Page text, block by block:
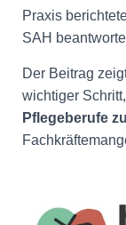
Praxis
SAH
Der Beitrag
wichtiger
Pflegeberufe